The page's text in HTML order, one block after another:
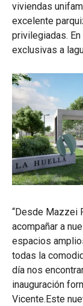
viviendas
excelente
privilegiadas.
exclusivas a
“Desde Mazzei
acompañar a
espacios
todas la
día nos
inauguración
Vicente.Este